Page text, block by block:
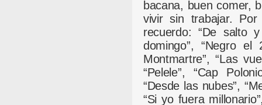
bacana, buen comer,
vivir sin trabajar.
recuerdo: “De salto y
domingo”, “Negro el
Montmartre”, “Las
“Pelele”, “Cap
“Desde las nubes”,
“Si yo fuera